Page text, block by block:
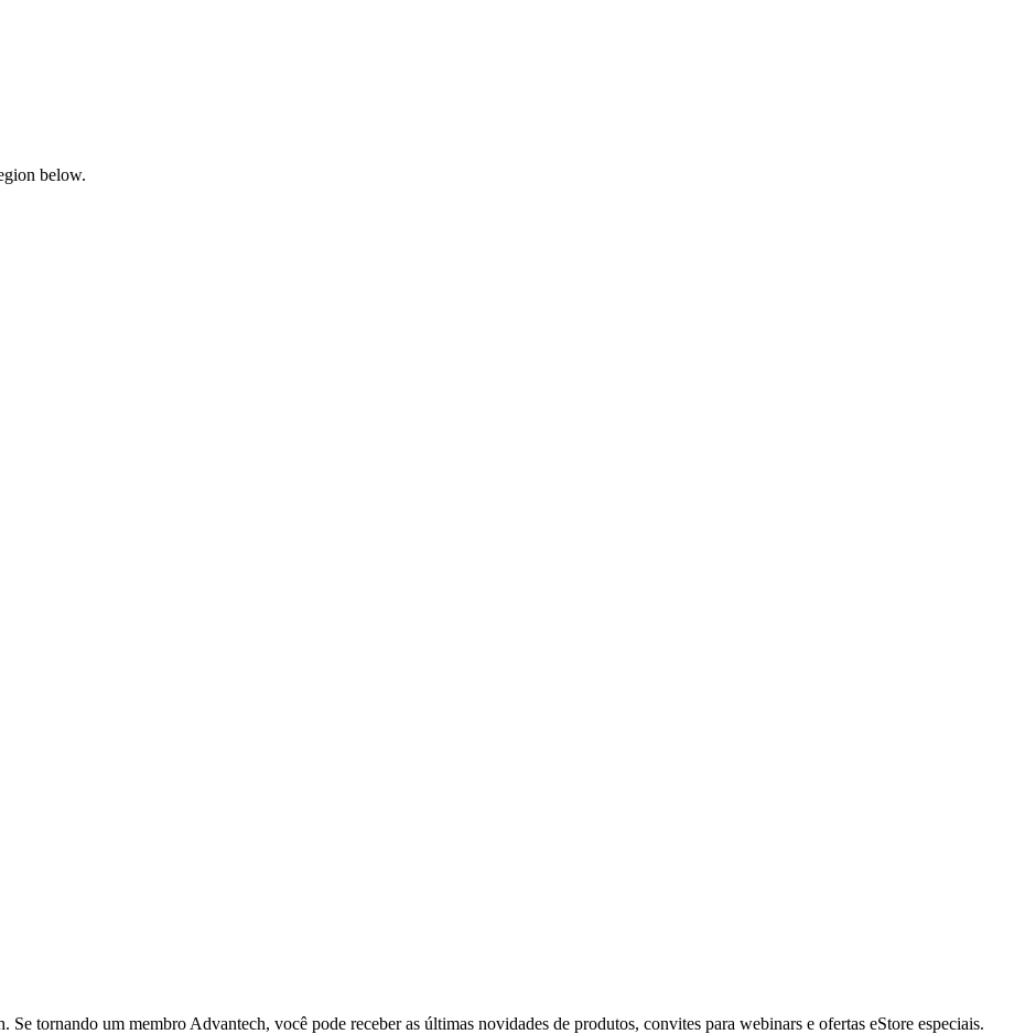
below.
tornando um membro Advantech, você pode receber as últimas novidades de produtos, convites para webinars e ofertas eStore especiais.